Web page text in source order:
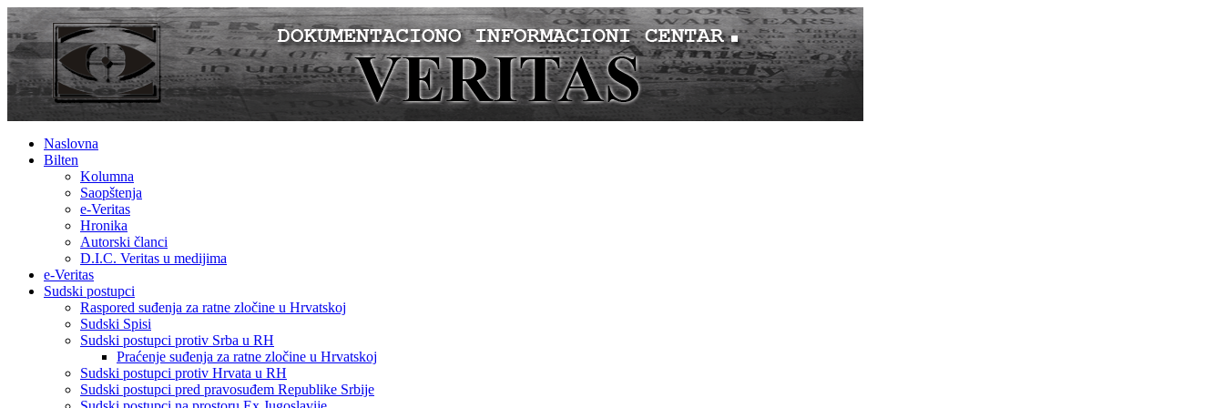
Naslovna
Bilten
Kolumna
Saopštenja
e-Veritas
Hronika
Autorski članci
D.I.C. Veritas u medijima
e-Veritas
Sudski postupci
Raspored suđenja za ratne zločine u Hrvatskoj
Sudski Spisi
Sudski postupci protiv Srba u RH
Praćenje suđenja za ratne zločine u Hrvatskoj
Sudski postupci protiv Hrvata u RH
Sudski postupci pred pravosuđem Republike Srbije